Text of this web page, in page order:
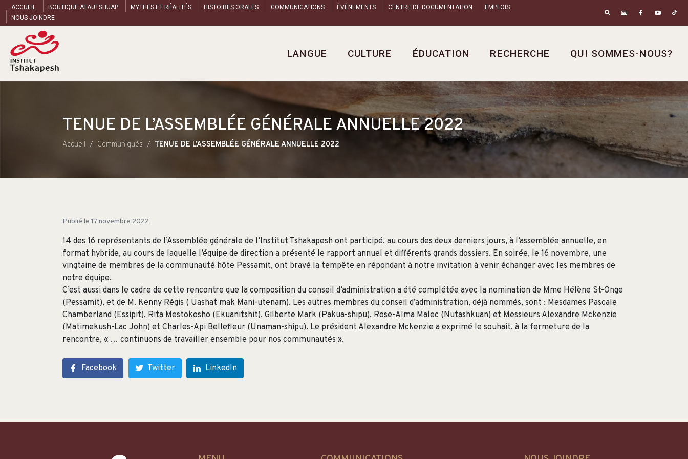
ACCUEIL BOUTIQUE ATAUTSHUAP MYTHES ET RÉALITÉS HISTOIRES ORALES COMMUNICATIONS ÉVÉNEMENTS CENTRE DE DOCUMENTATION
EMPLOIS
NOUS JOINDRE
LANGUE CULTURE ÉDUCATION RECHERCHE QUI SOMMES-NOUS?
TENUE DE L’ASSEMBLÉE GÉNÉRALE ANNUELLE 2022
Accueil Communiqués TENUE DE L’ASSEMBLÉE GÉNÉRALE ANNUELLE 2022
Publié le 17 novembre 2022
14 des 16 représentants de l’Assemblée générale de l’Institut Tshakapesh ont participé, au cours des deux derniers jours, à l’assemblée annuelle, en
format hybride, au cours de laquelle l’équipe de direction a présenté le rapport annuel et différents grands dossiers. En soirée, le 16 novembre, une
vingtaine de membres de la communauté hôte Pessamit, ont bravé la tempête en répondant à notre invitation à venir échanger avec les membres de
notre équipe.
C’est aussi dans le cadre de cette rencontre que la composition du conseil d’administration a été complétée avec la nomination de Mme Hélène St-Onge
(Pessamit), et de M. Kenny Régis ( Uashat mak Mani-utenam). Les autres membres du conseil d’administration, déjà nommés, sont : Mesdames Pascale
Chamberland (Essipit), Rita Mestokosho (Ekuanitshit), Gilberte Mark (Pakua-shipu), Rose-Alma Malec (Nutashkuan) et Messieurs Alexandre Mckenzie
(Matimekush-Lac John) et Charles-Api Bellefleur (Unaman-shipu). Le président Alexandre Mckenzie a exprimé le souhait, à la fermeture de la
rencontre, « … continuons de travailler ensemble pour nos communautés ».
Facebook Twitter LinkedIn